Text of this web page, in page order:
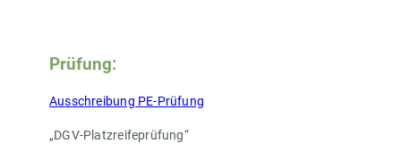
Prüfung:
Ausschreibung PE-Prüfung
„DGV-Platzreifeprüfung“